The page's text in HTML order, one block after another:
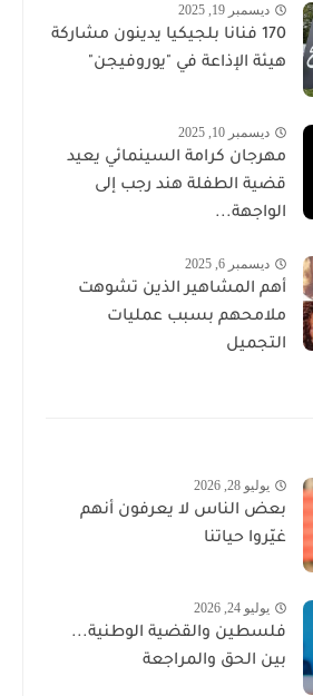
ديسمبر 19, 2025
170 فنانا بلجيكيا يدينون مشاركة
هيئة الإذاعة في "يوروفيجن"
ديسمبر 10, 2025
مهرجان كرامة السينمائي يعيد
قضية الطفلة هند رجب إلى
الواجهة...
ديسمبر 6, 2025
أهم المشاهير الذين تشوهت
ملامحهم بسبب عمليات
التجميل
يوليو 28, 2026
بعض الناس لا يعرفون أنهم
غيّروا حياتنا
يوليو 24, 2026
فلسطين والقضية الوطنية...
بين الحق والمراجعة